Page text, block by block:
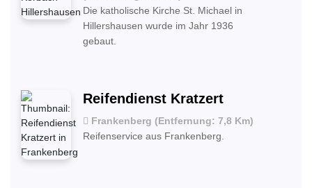
Die katholische Kirche St. Michael in
Hillershausen wurde im Jahr 1936
gebaut.
Reifendienst Kratzert
Frankenberg (Entfernung: 7,8 Km)
Reifenservice aus Frankenberg.